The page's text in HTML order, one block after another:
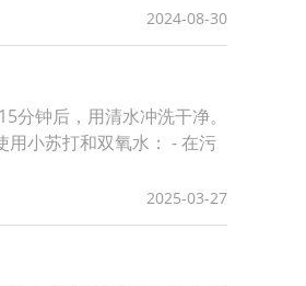
2024-08-30
钟后，用清水冲洗干净。
用小苏打和双氧水： - 在污
2025-03-27